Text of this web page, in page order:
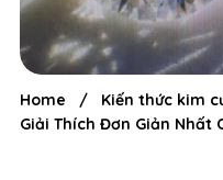
Home / Kiến thức kim
Giải Thích Đơn Giản Nhất